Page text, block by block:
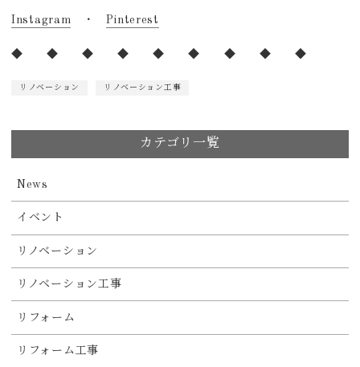
Instagram ・ Pinterest
◆ ◆ ◆ ◆ ◆ ◆ ◆ ◆ ◆
リノベーション リノベーション工事
カテゴリ一覧
News
イベント
リノベーション
リノベーション工事
リフォーム
リフォーム工事